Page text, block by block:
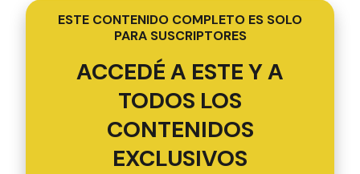
ESTE CONTENIDO COMPLETO ES SOLO
PARA SUSCRIPTORES
ACCEDÉ A ESTE Y A
TODOS LOS
CONTENIDOS
EXCLUSIVOS